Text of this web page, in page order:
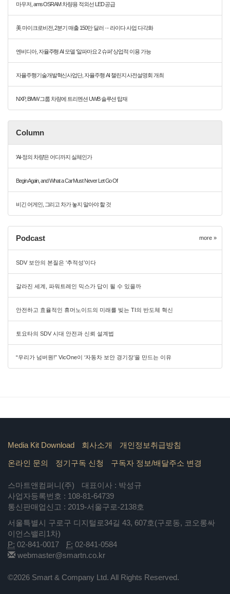
마우저, ams OSRAM 차량용 적외선 LED 공급
美 마이크로비전, 2분기 매출 150만 달러 ··· 라이다 사업 다각화
엔비디아, 자율주행 AI 모델 ‘알파마요 2 슈퍼’ 상업적 이용 가능
자율주행기술개발혁신사업단, 자율주행 AI 챌린지 사전설명회 개최
NXP, BMW 그룹 차량에 트리멘션 UWB 솔루션 탑재
Column
'AI-정의 차량'은 어디까지 실체인가
Begin Again, and What a Car Must Never Let Go Of
비긴 어게인, 그리고 차가 놓지 말아야 할 것
Podcast more »
SDV 보안의 본질은 ‘추적성’이다
갈라진 세계, 파워트레인 믹스가 답이 될 수 있을까
안전하고 효율적인 휴머노이드의 미래를 빚는 TI의 반도체 혁신
토요타의 SDV 시대 안전과 신뢰 설계법
“우리가 넘버원!” VicOne이 ‘자동차 보안 경기장’을 만드는 이유
Media Kit Download 회사소개 개인정보취급방침
온라인 문의 정기구독 신청 구독자 정보/배달주소 변경
스마트앤컴퍼니(주)
대표이사 : 박성규
사업자등록번호 : 108-81-64739
통신판매업신고 : 2019-서울구로-2138호
서울특별시 구로구 디지털로34길 43, 607호(구로동, 코오롱싸
이언스밸리1차)
P: 02-841-0017 F: 02-841-0584
webmaster@smartn.co.kr
©2026 Smart & Company Ltd. All Rights Reserved.